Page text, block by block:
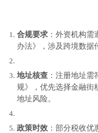
合规要求 ：外资机构
办法》，涉及跨境数据
地址核查 ：注册地址
规》，优先选择金融街
地址风险。
政策时效 ：部分税收